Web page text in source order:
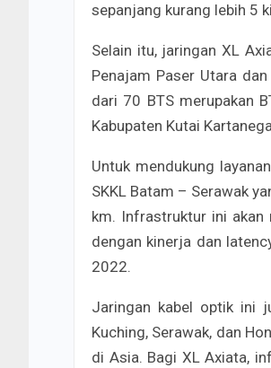
sepanjang kurang lebih 5
Selain itu, jaringan XL
Penajam Paser Utara
dari 70 BTS merupakan
Kabupaten Kutai
Untuk mendukung
SKKL Batam – Serawak
km. Infrastruktur ini akan
dengan kinerja dan
2022.
Jaringan kabel optik ini
Kuching, Serawak, dan
di Asia. Bagi XL Axiata,